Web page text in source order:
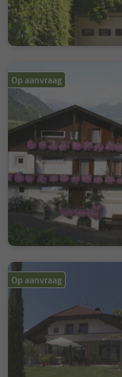
Op aanvraag
Op aanvraag